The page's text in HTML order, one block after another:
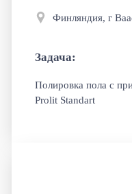
Финляндия, г
Задача:
Полировка пола с
Prolit Standart